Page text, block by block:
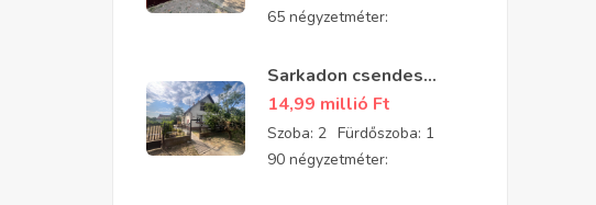
65 négyzetméter:
Sarkadon csendes
aszfaltozott utcában 2
szobás, tégla építésű,
jó állapotú
padlásszobás ház eladó
14,99 millió Ft
Szoba: 2 Fürdőszoba: 1
90 négyzetméter: